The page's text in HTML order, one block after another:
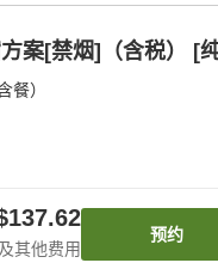
案[禁烟]（含税） [
餐）
其他费用
预约